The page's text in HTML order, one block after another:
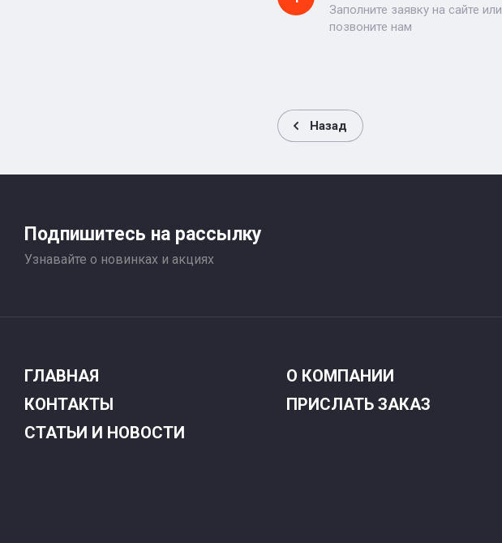
Заполните заявку на сайте или
позвоните нам
Назад
Подпишитесь на рассылку
Узнавайте о новинках и акциях
ГЛАВНАЯ О КОМПАНИИ
КОНТАКТЫ
ПРИСЛАТЬ ЗАКАЗ
СТАТЬИ И НОВОСТИ